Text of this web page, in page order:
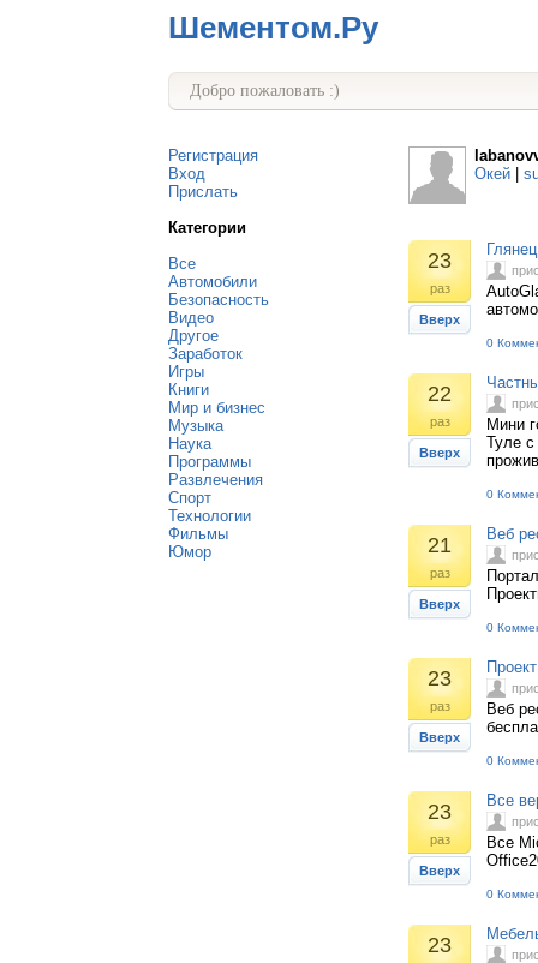
Шементом.Ру
Добро пожаловать :)
Регистрация
Вход
Прислать
Категории
Все
Автомобили
Безопасность
Видео
Другое
Заработок
Игры
Книги
Мир и бизнес
Музыка
Наука
Программы
Развлечения
Спорт
Технологии
Фильмы
Юмор
Окей
23
раз
Вверх
0
22
раз
Вверх
Мини
Туле
0
21
раз
Вверх
Веб
0
23
раз
Вверх
Веб
0
23
раз
Вверх
Все
Все
0
23